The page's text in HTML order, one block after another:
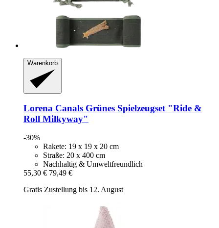
Warenkorb
Lorena Canals Grünes Spielzeugset "Ride &
Roll Milkyway"
-30%
Rakete: 19 x 19 x 20 cm
Straße: 20 x 400 cm
Nachhaltig & Umweltfreundlich
55,30 € 79,49 €
Gratis Zustellung bis 12. August